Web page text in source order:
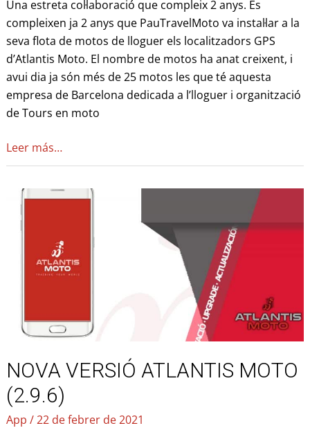
Una estreta col·laboració que compleix 2 anys. Es
compleixen ja 2 anys que PauTravelMoto va instal·lar a la
seva flota de motos de lloguer els localitzadors GPS
d’Atlantis Moto. El nombre de motos ha anat creixent, i
avui dia ja són més de 25 motos les que té aquesta
empresa de Barcelona dedicada a l’lloguer i organització
de Tours en moto
Leer más…
NOVA VERSIÓ ATLANTIS MOTO
(2.9.6)
App /22 de febrer de 2021
VERSIÓ
ATLANTIS